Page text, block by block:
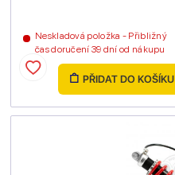
Neskladová položka - Přibližný
čas doručení 39 dní od nákupu
PŘIDAT DO KOŠÍKU